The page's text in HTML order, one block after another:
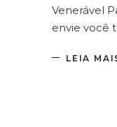
Venerável
envie você
LEIA